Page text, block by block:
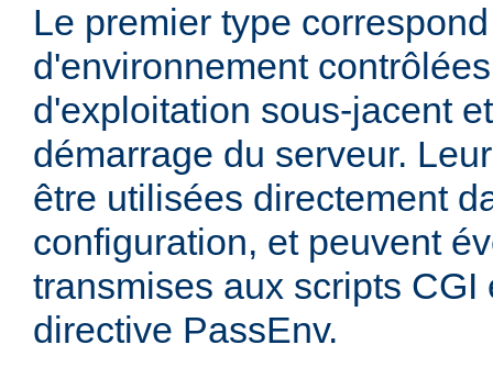
Le premier type
d'environnement
d'exploitation sous-jacent
démarrage du serveur.
être utilisées directement
configuration, et peuvent
transmises aux scripts CGI
directive PassEnv.